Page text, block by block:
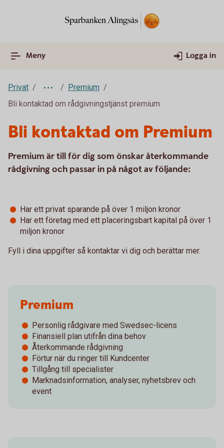
Meny Logga in
Privat
Premium
Bli kontaktad om rådgivningstjänst premium
Bli kontaktad om Premium
Premium är till för dig som önskar återkommande
rådgivning och passar in på något av följande:
Har ett privat sparande på över 1 miljon kronor
Har ett företag med ett placeringsbart kapital på över 1
miljon kronor
Fyll i dina uppgifter så kontaktar vi dig och berättar mer.
Premium
Personlig rådgivare med Swedsec-licens
Finansiell plan utifrån dina behov
Återkommande rådgivning
Förtur när du ringer till Kundcenter
Tillgång till specialister
Marknadsinformation, analyser, nyhetsbrev och
event